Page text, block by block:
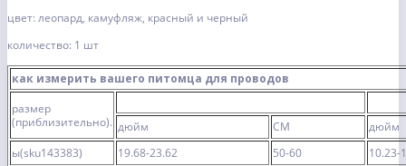
цвет: леопард, камуфляж, красный и черный
количество: 1 шт
как измерить вашего питомца для проводов
размер
(приблизительно). дюйм CM
дюйм
ы(sku143383)
19.68-23.62 50-60
10.23-